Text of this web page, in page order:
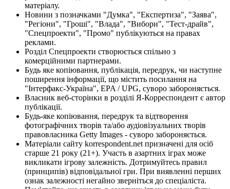
матеріалу.
Новини з позначками "Думка", "Експертиза", "Заява",
"Регіони", "Гроші", "Влада", "Вибори", "Тест-драйв",
"Спецпроекти", "Промо" публікуються на правах
реклами.
Розділ Спецпроекти створюється спільно з
комерційними партнерами.
Будь яке копіювання, публікація, передрук, чи наступне
поширення інформації, що містить посилання на
"Інтерфакс-Україна", EPA / UPG, суворо забороняється.
Власник веб-сторінки в розділі Я-Корреспондент є автор
публікації.
Будь-яке копіювання, передрук та відтворення
фотографічних творів та/або аудіовізуальних творів
правовласника Getty Images - суворо забороняється.
Матеріали сайту korrespondent.net призначені для осіб
старше 21 року (21+). Участь в азартних іграх може
викликати ігрову залежність. Дотримуйтесь правил
(принципів) відповідальної гри. При виявленні перших
ознак залежності негайно зверніться до спеціаліста.